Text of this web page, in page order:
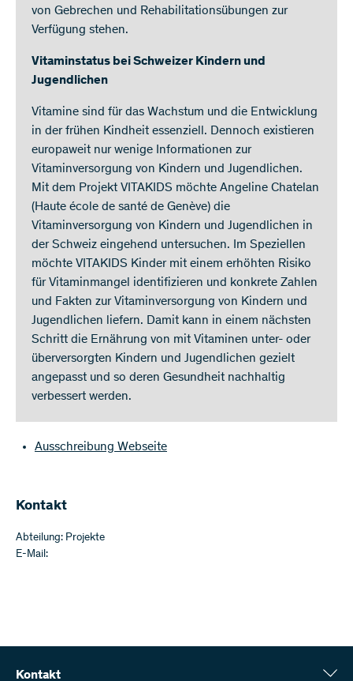
von Gebrechen und Rehabilitationsübungen zur
Verfügung stehen.
Vitaminstatus bei Schweizer Kindern und
Jugendlichen
Vitamine sind für das Wachstum und die Entwicklung
in der frühen Kindheit essenziell. Dennoch existieren
europaweit nur wenige Informationen zur
Vitaminversorgung von Kindern und Jugendlichen.
Mit dem Projekt VITAKIDS möchte Angeline Chatelan
(Haute école de santé de Genève) die
Vitaminversorgung von Kindern und Jugendlichen in
der Schweiz eingehend untersuchen. Im Speziellen
möchte VITAKIDS Kinder mit einem erhöhten Risiko
für Vitaminmangel identifizieren und konkrete Zahlen
und Fakten zur Vitaminversorgung von Kindern und
Jugendlichen liefern. Damit kann in einem nächsten
Schritt die Ernährung von mit Vitaminen unter- oder
überversorgten Kindern und Jugendlichen gezielt
angepasst und so deren Gesundheit nachhaltig
verbessert werden.
Ausschreibung Webseite
Kontakt
Abteilung: Projekte
E-Mail:
Kontakt